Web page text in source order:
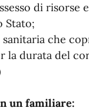
di
Stato;
sanitaria che
la durata del
un familiare: